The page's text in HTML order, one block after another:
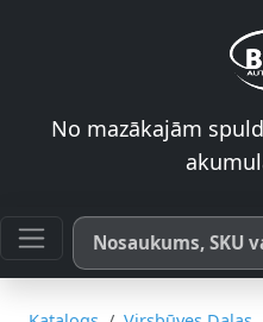
No mazākajām
Meklēt pēc produkta